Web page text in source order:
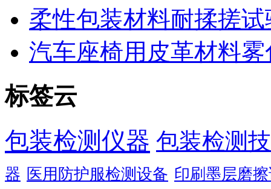
柔性包装材料耐揉搓
汽车座椅用皮革材料
标签云
包装检测仪器 包装检测
器 医用防护服检测设备 印刷墨层磨